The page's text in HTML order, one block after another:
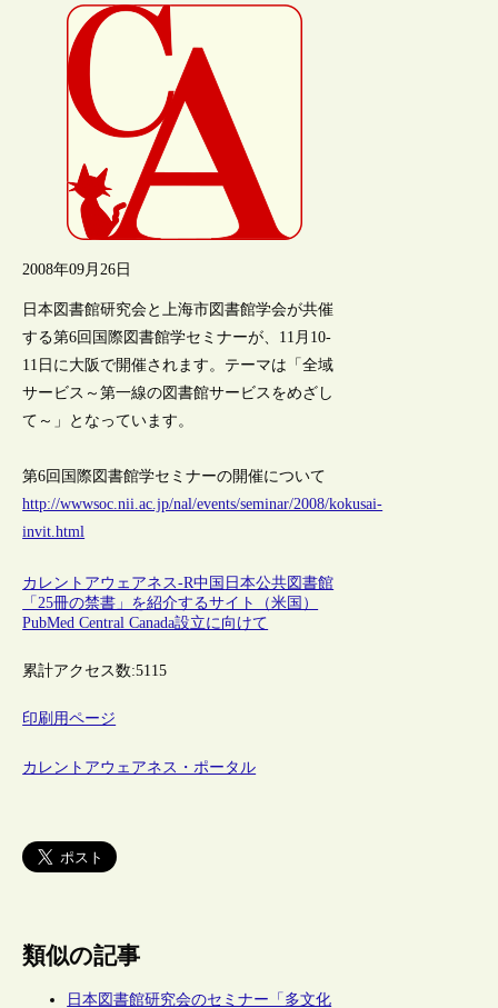
2008年09月26日
日本図書館研究会と上海市図書館学会が共催
する第6回国際図書館学セミナーが、11月10-
11日に大阪で開催されます。テーマは「全域
サービス～第一線の図書館サービスをめざし
て～」となっています。
第6回国際図書館学セミナーの開催について
http://wwwsoc.nii.ac.jp/nal/events/seminar/2008/kokusai-
invit.html
カレントアウェアネス-R中国 日本公共図書館
「25冊の禁書」を紹介するサイト（米国）
PubMed Central Canada設立に向けて
累計アクセス数:5115
印刷用ページ
カレントアウェアネス・ポータル
類似の記事
日本図書館研究会のセミナー「多文化